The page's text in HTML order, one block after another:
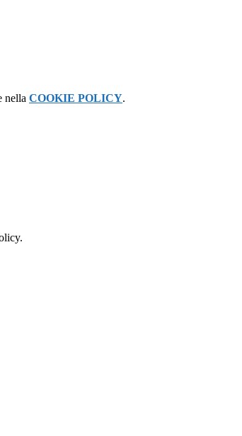
nella COOKIE POLICY.